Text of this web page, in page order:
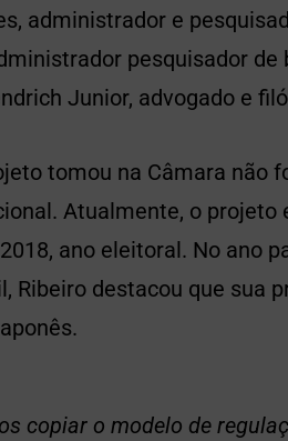
administrador e
pesquisador
Junior, advogado e
tomou na Câmara não
Atualmente, o projeto
ano eleitoral. No ano
Ribeiro destacou que sua
copiar o modelo de